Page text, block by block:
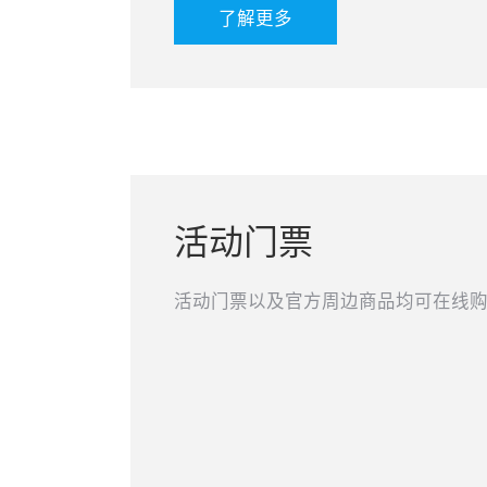
了解更多
活动门票
活动门票以及官方周边商品均可在线